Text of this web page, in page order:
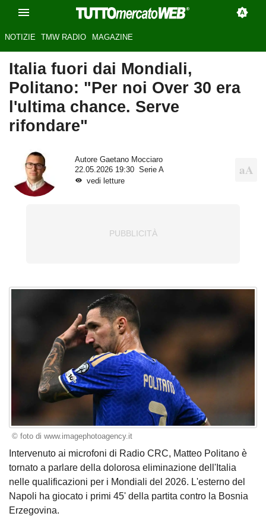
NOTIZIE TMW RADIO MAGAZINE
Italia fuori dai Mondiali,
Politano: "Per noi Over 30 era
l'ultima chance. Serve
rifondare"
Autore Gaetano Mocciaro
22.05.2026 19:30
Serie A
vedi letture
© foto di www.imagephotoagency.it
Intervenuto ai microfoni di Radio CRC, Matteo Politano è
tornato a parlare della dolorosa eliminazione dell'Italia
nelle qualificazioni per i Mondiali del 2026. L'esterno del
Napoli ha giocato i primi 45' della partita contro la Bosnia
Erzegovina.